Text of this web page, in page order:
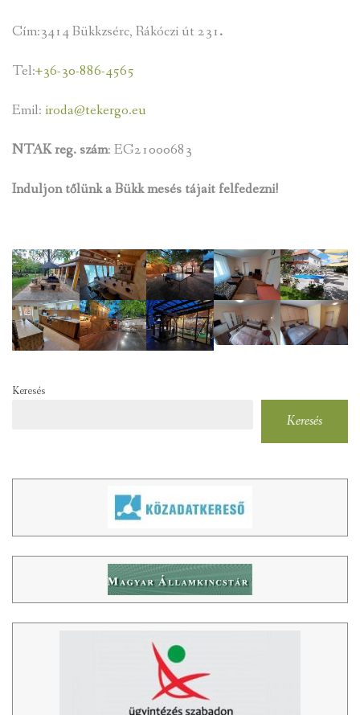
Cím:3414 Bükkzsérc, Rákóczi út 231.
Tel:+36-30-886-4565
Emil: iroda@tekergo.eu
NTAK reg. szám: EG21000683
Induljon tőlünk a Bükk mesés tájait felfedezni!
Keresés
Keresés